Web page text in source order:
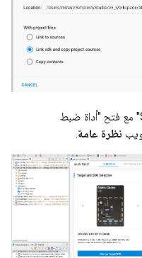
يتم فتح "منظور Simplicity IDE" مع فتح "أداة ضبط
نظرة عامة.